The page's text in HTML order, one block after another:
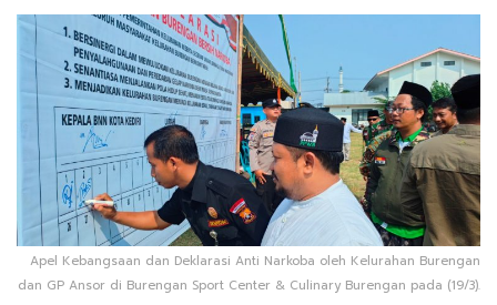
Apel Kebangsaan dan Deklarasi Anti Narkoba oleh Kelurahan Burengan
dan GP Ansor di Burengan Sport Center & Culinary Burengan pada (19/3).